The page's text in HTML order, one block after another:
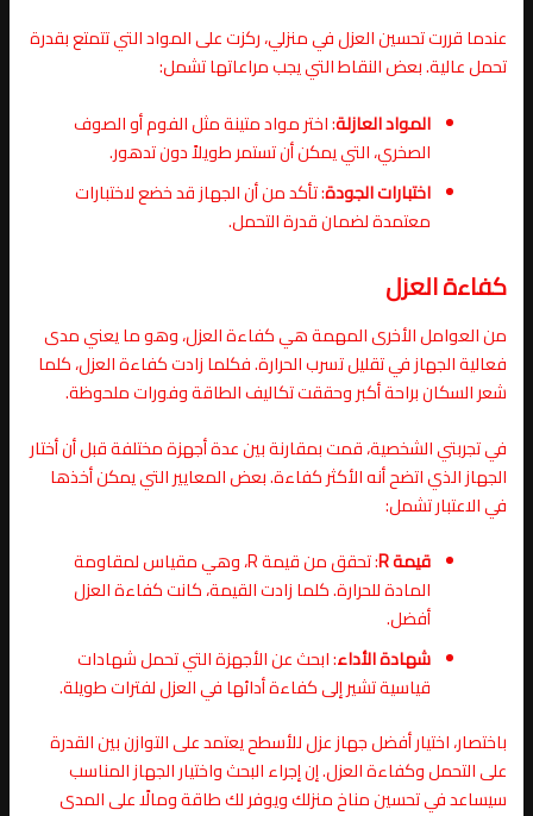
عندما قررت تحسين العزل في منزلي، ركزت على المواد التي تتمتع بقدرة
تحمل عالية. بعض النقاط التي يجب مراعاتها تشمل:
المواد العازلة: اختر مواد متينة مثل الفوم أو الصوف
الصخري، التي يمكن أن تستمر طويلاً دون تدهور.
اختبارات الجودة: تأكد من أن الجهاز قد خضع لاختبارات
معتمدة لضمان قدرة التحمل.
كفاءة العزل
من العوامل الأخرى المهمة هي كفاءة العزل، وهو ما يعني مدى
فعالية الجهاز في تقليل تسرب الحرارة. فكلما زادت كفاءة العزل، كلما
شعر السكان براحة أكبر وحققت تكاليف الطاقة وفورات ملحوظة.
في تجربتي الشخصية، قمت بمقارنة بين عدة أجهزة مختلفة قبل أن أختار
الجهاز الذي اتضح أنه الأكثر كفاءة. بعض المعايير التي يمكن أخذها
في الاعتبار تشمل:
قيمة R
: تحقق من قيمة R، وهي مقياس لمقاومة
المادة للحرارة. كلما زادت القيمة، كانت كفاءة العزل
أفضل.
شهادة الأداء: ابحث عن الأجهزة التي تحمل شهادات
قياسية تشير إلى كفاءة أدائها في العزل لفترات طويلة.
باختصار، اختيار أفضل جهاز عزل للأسطح يعتمد على التوازن بين القدرة
على التحمل وكفاءة العزل. إن إجراء البحث واختيار الجهاز المناسب
سيساعد في تحسين مناخ منزلك ويوفر لك طاقة ومالًا على المدى